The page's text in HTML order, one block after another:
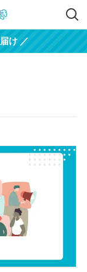
け ／